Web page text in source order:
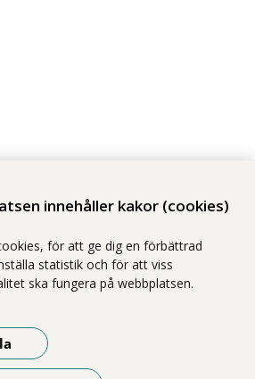
innehåller kakor (cookies)
för att ge dig en förbättrad
statistik och för att viss
ska fungera på webbplatsen.
är tagna av fotograf Yanan Li om inget